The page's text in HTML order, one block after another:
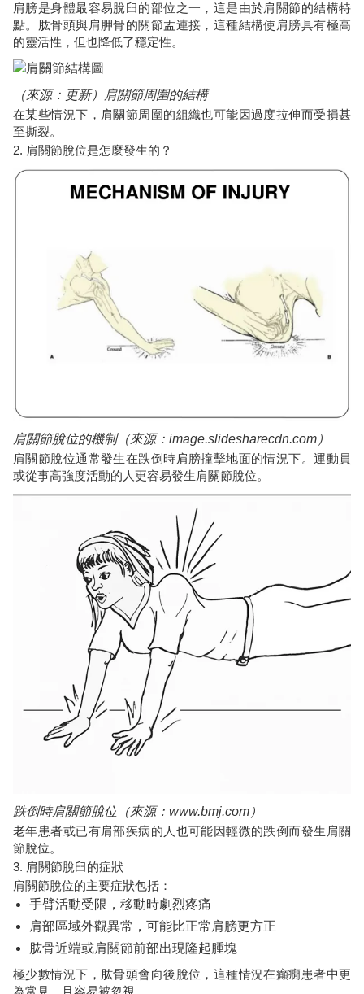
肩膀是身體最容易脫臼的部位之一，這是由於肩關節的結構特
點。肱骨頭與肩胛骨的關節盂連接，這種結構使肩膀具有極高
的靈活性，但也降低了穩定性。
（來源：更新）肩關節周圍的結構
在某些情況下，肩關節周圍的組織也可能因過度拉伸而受損甚
至撕裂。
2. 肩關節脫位是怎麼發生的？
肩關節脫位的機制（來源：image.slidesharecdn.com）
肩關節脫位通常發生在跌倒時肩膀撞擊地面的情況下。運動員
或從事高強度活動的人更容易發生肩關節脫位。
跌倒時肩關節脫位（來源：www.bmj.com）
老年患者或已有肩部疾病的人也可能因輕微的跌倒而發生肩關
節脫位。
3. 肩關節脫臼的症狀
肩關節脫位的主要症狀包括：
手臂活動受限，移動時劇烈疼痛
肩部區域外觀異常，可能比正常肩膀更方正
肱骨近端或肩關節前部出現隆起腫塊
極少數情況下，肱骨頭會向後脫位，這種情況在癲癇患者中更